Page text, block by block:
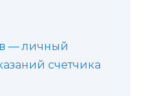
— личный
счетчика